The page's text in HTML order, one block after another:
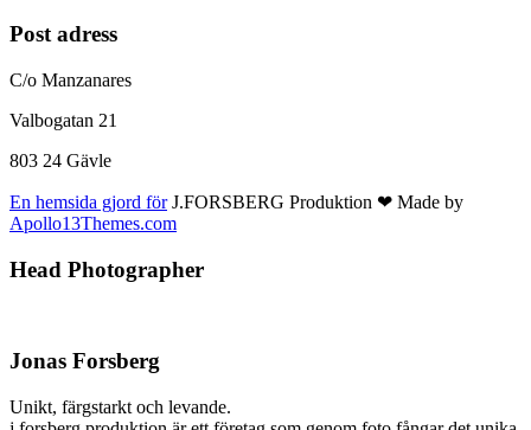
Post adress
C/o Manzanares
Valbogatan 21
803 24 Gävle
En hemsida gjord förJ.FORSBERG Produktion ❤ Made by
Apollo13Themes.com
Head Photographer
Jonas Forsberg
Unikt, färgstarkt och levande.